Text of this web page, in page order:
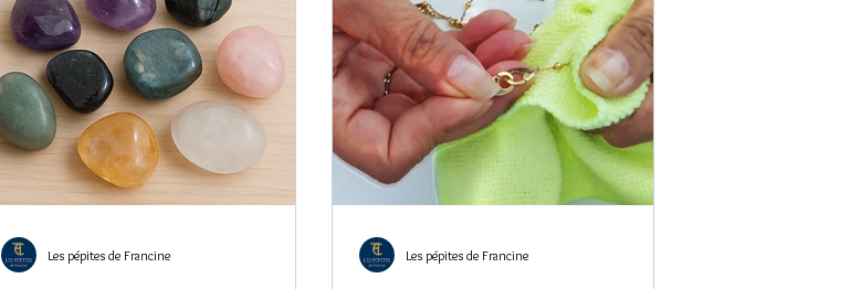
Les pépites de Francine Les pépites de Francine